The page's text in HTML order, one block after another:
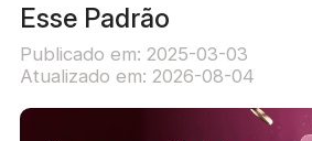
Esse Padrão
Publicado em: 2025-03-03
Atualizado em: 2026-08-04